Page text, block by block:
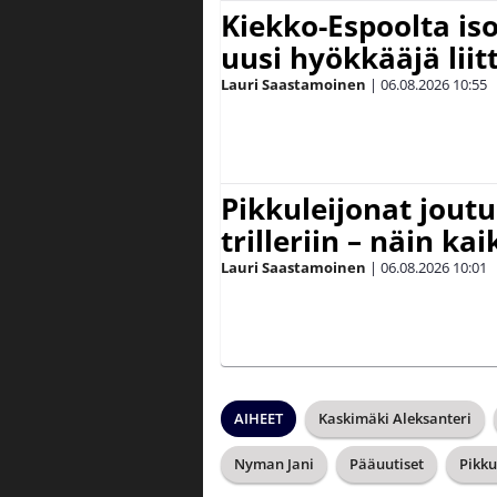
Kiekko-Espoolta
uusi hyökkääjä
Lauri Saastamoinen | 06.08.2026 10:55
Pikkuleijonat
trilleriin – näin
Lauri Saastamoinen | 06.08.2026 10:01
AIHEET Kaskimäki Aleksanteri
Nyman Jani Pääuutiset